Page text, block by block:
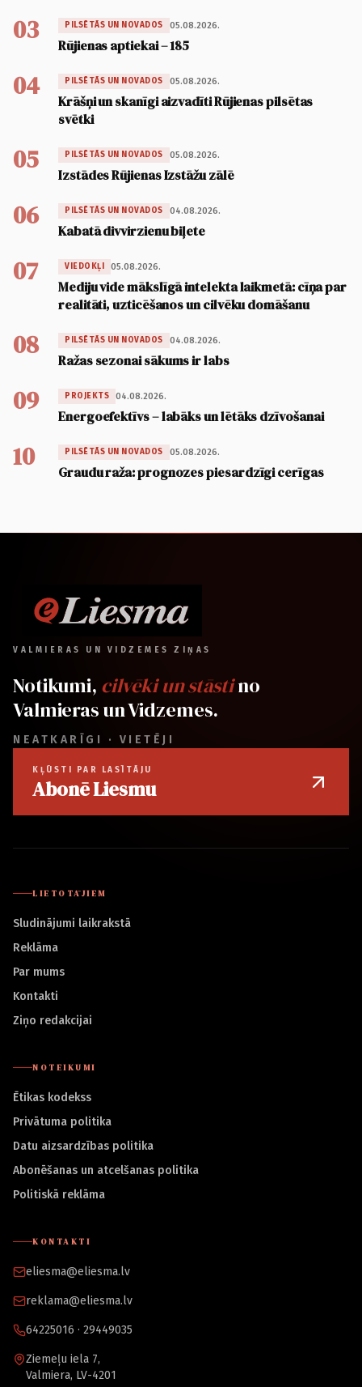
03 PILSĒTĀS UN NOVADOS 05.08.2026.
Rūjienas aptiekai – 185
04 PILSĒTĀS UN NOVADOS 05.08.2026.
Krāšņi un skanīgi aizvadīti Rūjienas pilsētas
svētki
05 PILSĒTĀS UN NOVADOS 05.08.2026.
Izstādes Rūjienas Izstāžu zālē
06 PILSĒTĀS UN NOVADOS 04.08.2026.
Kabatā divvirzienu biļete
07 VIEDOKĻI 05.08.2026.
Mediju vide mākslīgā intelekta laikmetā: cīņa par
realitāti, uzticēšanos un cilvēku domāšanu
08 PILSĒTĀS UN NOVADOS 04.08.2026.
Ražas sezonai sākums ir labs
09 PROJEKTS 04.08.2026.
Energoefektīvs – labāks un lētāks dzīvošanai
10 PILSĒTĀS UN NOVADOS 05.08.2026.
Graudu raža: prognozes piesardzīgi cerīgas
VALMIERAS UN VIDZEMES ZIŅAS
Notikumi, cilvēki un stāstino
Valmieras un Vidzemes.
NEATKARĪGI · VIETĒJI
KĻŪSTI PAR LASĪTĀJU
Abonē Liesmu
LIETOTĀJIEM
Sludinājumi laikrakstā
Reklāma
Par mums
Kontakti
Ziņo redakcijai
NOTEIKUMI
Ētikas kodekss
Privātuma politika
Datu aizsardzības politika
Abonēšanas un atcelšanas politika
Politiskā reklāma
KONTAKTI
eliesma@eliesma.lv
reklama@eliesma.lv
64225016 · 29449035
Ziemeļu iela 7,
Valmiera, LV-4201